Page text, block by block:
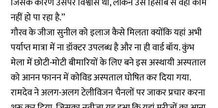
नहीं हो पा रहा है.’’
गौरव के जीजा सुनील को इलाज कैसे मिलता क्योंकि यहां अभी
पर्याप्त मात्रा में ना डॉक्टर उपलब्ध है और ना ही वार्ड बॉय. कुंभ
मेला में छोटी-मोटी बीमारियों के लिए बने इस अस्थायी अस्पताल
को आनन फानन में कोविड अस्पताल घोषित कर दिया गया.
रामदेव ने अलग-अलग टेलीविजन चैनलों पर जाकर प्रचार करना